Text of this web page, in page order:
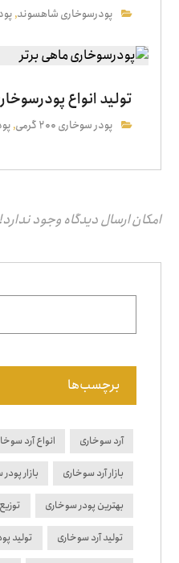
پودرسوخاری شاهسوند,
تولید انواع پودرسوخاری
پودر سوخاری ۲۰۰ گرمی ,
امکان ارسال دیدگاه وجود ندارد!
برچسب‌ها
آرد سوخاری انواع آرد
بازار آرد سوخاری بازار
بهترین پودر سوخاری
تولید آرد سوخاری تولید